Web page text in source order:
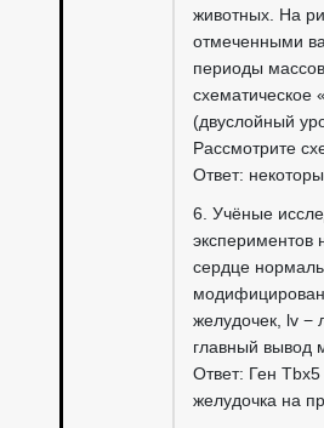
животных. На
отмеченными
периоды
схематическое
(двуслойный
Рассмотрите
Ответ:
6. Учёные
экспериментов
сердце
желудочек, lv −
главный вывод
Ответ: Ген
желудочка на